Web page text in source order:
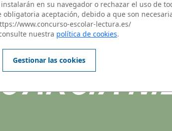
en su navegador o rechazar el uso de
aceptación, debido a que son
www.concurso-escolar-lectura.es/
nuestra política de cookies.
Gestionar las cookies